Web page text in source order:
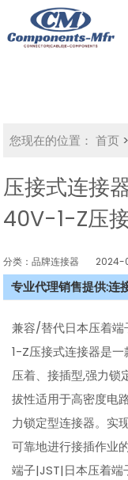
您现在的位置： 首页
压接式连接
40V-1-Z压
分类：品牌连接器 2024-
专业代理销售提供:连
兼容/替代日本压着
1-Z压接式连接器是
压着、接插型,强力锁
拔性适用于高密度电
力锁定型连接器。实
可靠地进行接插作业
端子|JST|日本压着